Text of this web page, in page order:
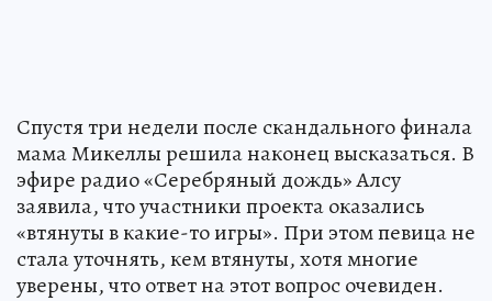
Спустя три недели после скандального финала
мама Микеллы решила наконец высказаться. В
эфире радио «Серебряный дождь» Алсу
заявила, что участники проекта оказались
«втянуты в какие-то игры». При этом певица не
стала уточнять, кем втянуты, хотя многие
уверены, что ответ на этот вопрос очевиден.